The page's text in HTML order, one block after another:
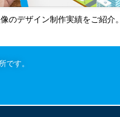
のデザイン制作実績をご紹介。
です。